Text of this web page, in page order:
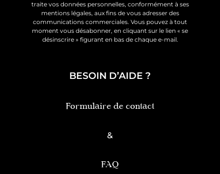
traite vos données personnelles, conformément à ses
mentions légales, aux fins de vous adresser des
communications commerciales. Vous pouvez à tout
moment vous désabonner, en cliquant sur le lien « se
désinscrire » figurant en bas de chaque e-mail.
BESOIN D’AIDE ?
Formulaire de contact
&
FAQ